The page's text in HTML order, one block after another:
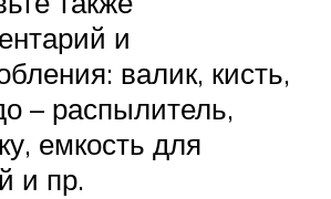
и
валик, кисть,
– распылитель,
емкость для
и пр.